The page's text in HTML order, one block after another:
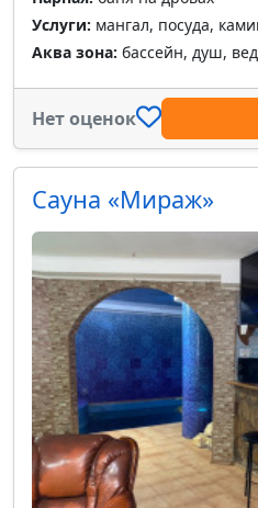
Услуги: мангал, посуда,
Аква зона: бассейн, душ,
Нет оценок
Сауна «Мираж»